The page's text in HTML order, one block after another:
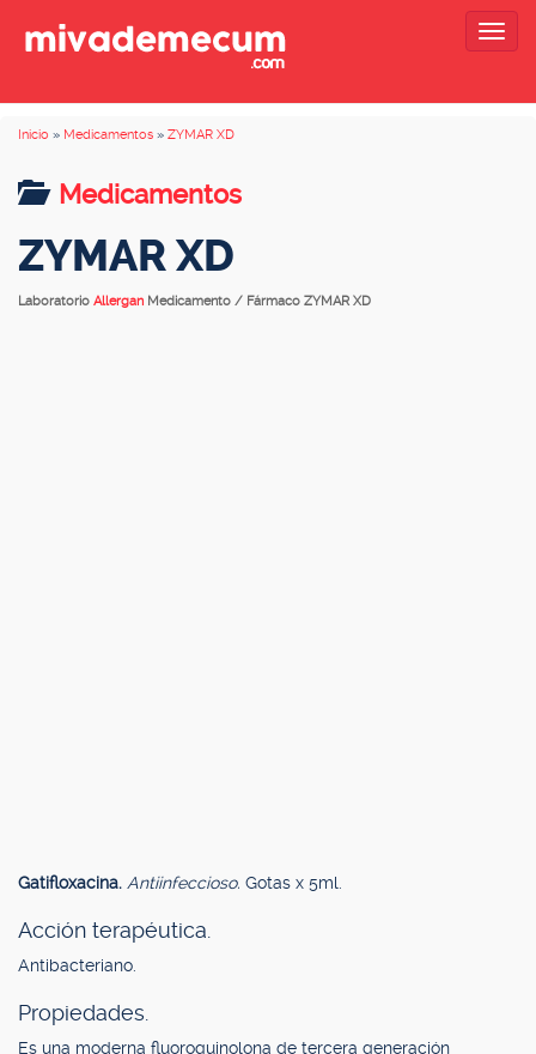
Inicio » Medicamentos » ZYMAR XD
Medicamentos
ZYMAR XD
Laboratorio Allergan Medicamento / Fármaco ZYMAR XD
Gatifloxacina. Antiinfeccioso. Gotas x 5ml.
Acción terapéutica.
Antibacteriano.
Propiedades.
Es una moderna fluoroquinolona de tercera generación